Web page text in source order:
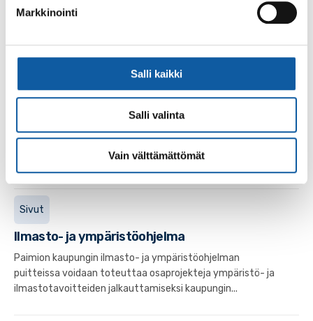
Markkinointi
Salli kaikki
Salli valinta
Vain välttämättömät
Työelämä mahdollistajana -seminaari
Paimion Sähkömuseon SLM 100 -juhlavuosi huipentuu
kahteen tulevaisuuden menestystekijöitä valottavaan
maksuttomaan seminaariin syksyn aikana. 20.10....
Tapahtumat 29.8. klo 12:00–16:00
Business Turun Vetyverkoston tapaaminen
Sivut
Ilmasto- ja ympäristöohjelma
Paimion kaupungin ilmasto- ja ympäristöohjelman
puitteissa voidaan toteuttaa osaprojekteja ympäristö- ja
ilmastotavoitteiden jalkauttamiseksi kaupungin...